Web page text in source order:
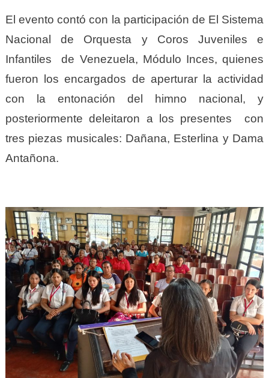
El evento contó con la participación de El Sistema
Nacional de Orquesta y Coros Juveniles e
Infantiles de Venezuela, Módulo Inces, quienes
fueron los encargados de aperturar la actividad
con la entonación del himno nacional, y
posteriormente deleitaron a los presentes con
tres piezas musicales: Dañana, Esterlina y Dama
Antañona.